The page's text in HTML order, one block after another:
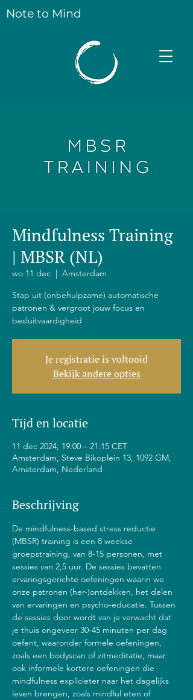
Note to Mind
Mindfulness Training
| MBSR (NL)
wo 11 dec
  |
Amsterdam
Stap uit (onbehulpzame) automatische
patronen & vergroot jouw focus en
besluitvaardigheid
Je registratie is voltooid
Bekijk andere opties
Tijd en locatie
11 dec 2024, 19:00 – 21:15 CET
Amsterdam, Steve Bikoplein 13, 1092 GM,
Amsterdam, Nederland
Beschrijving
De mindfulness-based stress reductie
(MBSR) training is een 8 weekse
groepstraining, van 8-15 personen, met
sessies van 2,5 uur. De sessies bevatten
ervaringsgerichte oefeningen waarin we
onze patronen (her-)ontdekken, het delen
van ervaringen en psycho-educatie. Tussen
de sessies door wordt van je verwacht dat
je thuis ongeveer 30-45 minuten per dag
oefent, waaronder formele oefeningen,
zoals een bodyscan of zitmeditatie, maar
ook informele kortere oefeningen die
mindfulness explicieter naar het dagelijks
leven brengen, zoals mindful eten of